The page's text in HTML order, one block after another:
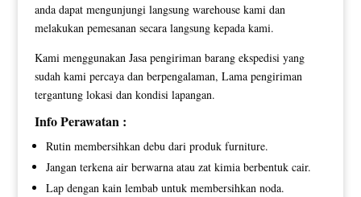
anda dapat mengunjungi langsung warehouse kami dan
melakukan pemesanan secara langsung kepada kami.
Kami menggunakan Jasa pengiriman barang ekspedisi yang
sudah kami percaya dan berpengalaman, Lama pengiriman
tergantung lokasi dan kondisi lapangan.
Info Perawatan :
Rutin membersihkan debu dari produk furniture.
Jangan terkena air berwarna atau zat kimia berbentuk cair.
Lap dengan kain lembab untuk membersihkan noda.